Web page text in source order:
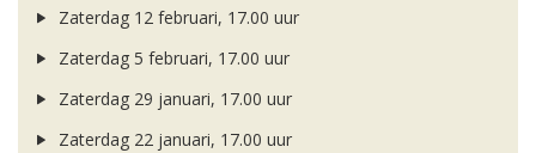
Zaterdag 12 februari, 17.00 uur
Zaterdag 5 februari, 17.00 uur
Zaterdag 29 januari, 17.00 uur
Zaterdag 22 januari, 17.00 uur